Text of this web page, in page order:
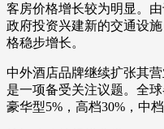
客房价格增长较为明显。
政府投资兴建新的交通设
格稳步增长。
中外酒店品牌继续扩张其
是一项备受关注议题。全
豪华型5%，高档30%，中